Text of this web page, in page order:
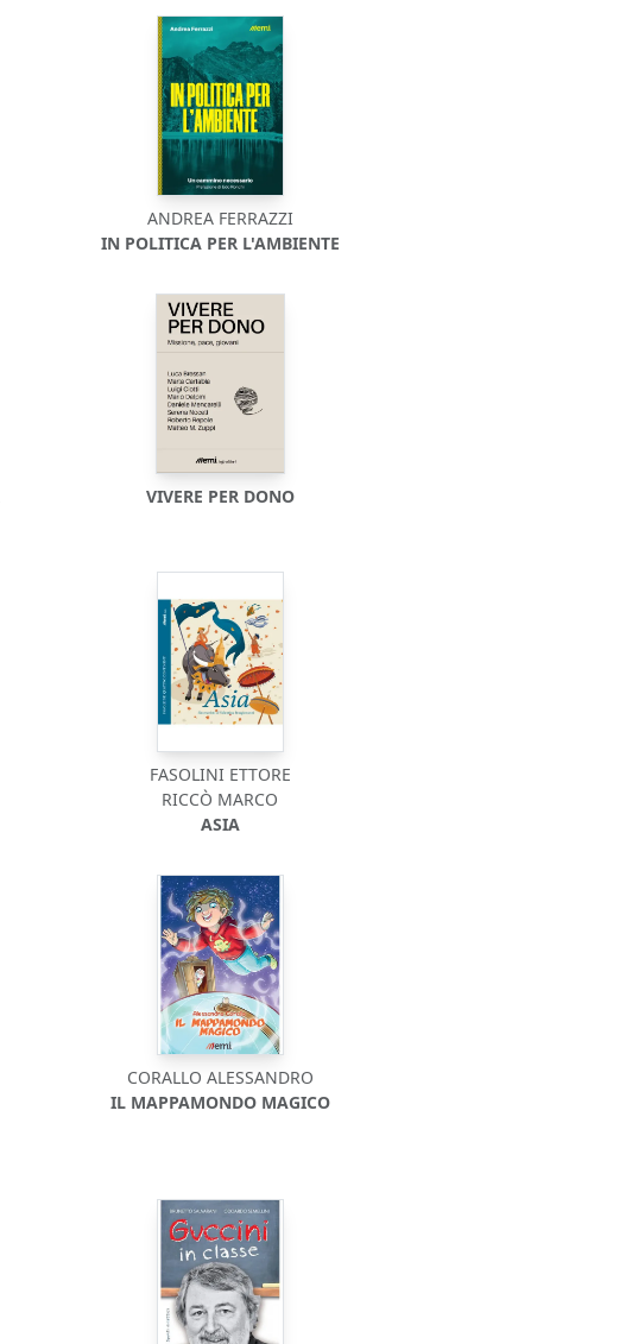
ANDREA FERRAZZI
IN POLITICA PER L'AMBIENTE
VIVERE PER DONO
FASOLINI ETTORE
RICCÒ MARCO
ASIA
CORALLO ALESSANDRO
IL MAPPAMONDO MAGICO